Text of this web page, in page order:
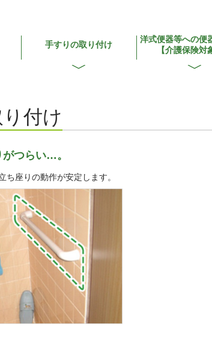
手すりの取り付け
洋式便器等への便
【介護保険対
付け
がつらい…。
ち座りの動作が安定します。